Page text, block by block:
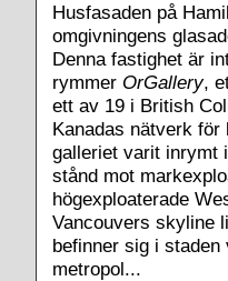
Husfasaden på
omgivningens
Denna fastighet är
rymmer OrGallery,
ett av 19 i British
Kanadas nätverk för
galleriet varit inrymt
stånd mot
högexploaterade
Vancouvers skyline
befinner sig i
metropol...